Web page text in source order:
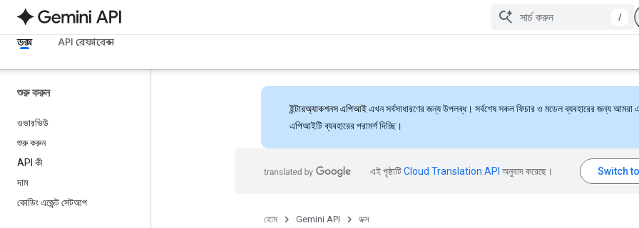
/
ডক্স API রেফারেন্স
শুরু করুন
ওভারভিউ
শুরু করুন
API কী
দাম
কোডিং এজেন্ট সেটআপ
ইন্টারঅ্যাকশনস এপিআইএখন সর্বসাধারণের জন্য উপলব্ধ। সর্বশেষ সকল ফিচার ও মডেল ব্যবহারের জন্য আমরা
এপিআইটি ব্যবহারের পরামর্শ দিচ্ছি।
এই পৃষ্ঠাটিCloud Translation API অনুবাদ করেছে।
হোম Gemini API ডক্স